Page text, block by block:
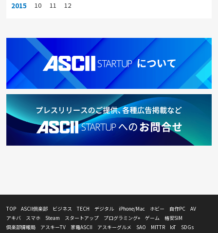
2015 10 11 12
TOP ASCII倶楽部 ビジネス TECH デジタル iPhone/Mac ホビー 自作PC
AV
アキバ
スマホ Steam スタートアップ プログラミング+ ゲーム
格安SIM
倶楽部情報局
アスキーTV 家電ASCII アスキーグルメ SAO MITTR IoT
SDGs